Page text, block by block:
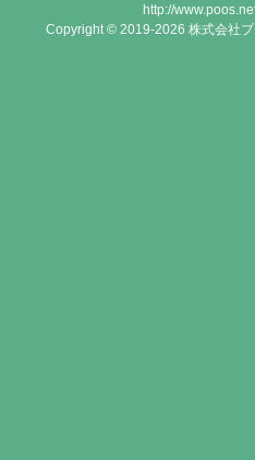
http://
Copyright © 2019-2026 株式会社